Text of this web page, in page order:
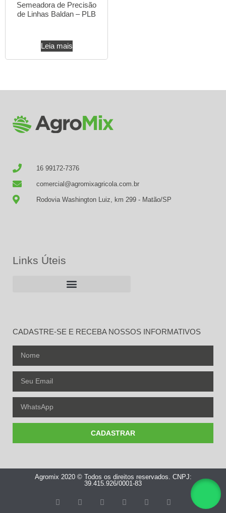
Semeadora de Precisão
de Linhas Baldan – PLB
Leia mais
16 99172-7376
comercial@agromixagricola.com.br
Rodovia Washington Luiz, km 299 - Matão/SP
Links Úteis
CADASTRE-SE E RECEBA NOSSOS INFORMATIVOS
CADASTRAR
Agromix 2020 © Todos os direitos reservados. CNPJ:
39.415.926/0001-83